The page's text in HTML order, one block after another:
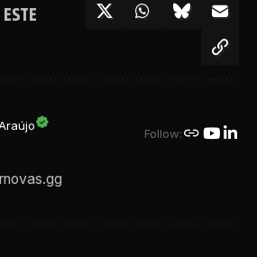
Follow: